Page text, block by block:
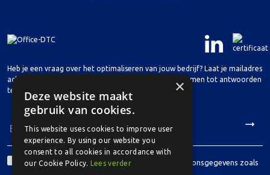
Heb je een vraag over het optimaliseren van jouw bedrijf? Laat je mailadres
achter en we nemen spoedig contact met je op om samen tot antwoorden
te komen.
Toestemming
Ik ga akkoord met de verwerking van mijn persoonsgegevens zoals
×
Deze website maakt
gebruik van cookies.
This website uses cookies to improve user
experience. By using our website you
consent to all cookies in accordance with
our Cookie Policy. Lees verder